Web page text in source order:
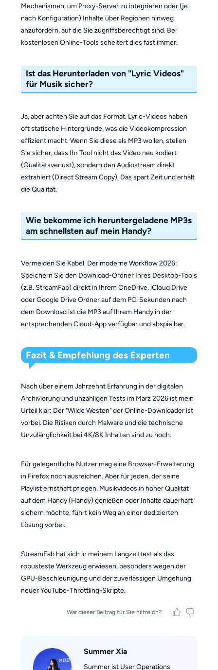
Mechanismen, um Proxy-Server zu integrieren oder (je
nach Konfiguration) Inhalte über Regionen hinweg
anzufordern, auf die Sie zugriffsberechtigt sind. Bei
kostenlosen Online-Tools scheitert dies fast immer.
Ist das Herunterladen von "Lyric Videos"
für Musik sicher?
Ja, aber achten Sie auf das Format. Lyric-Videos haben
oft statische Hintergründe, was die Videokompression
effizient macht. Wenn Sie diese als MP3 wollen, stellen
Sie sicher, dass Ihr Tool nicht das Video neu kodiert
(Qualitätsverlust), sondern den Audiostream direkt
extrahiert (Direct Stream Copy). Das spart Zeit und erhält
die Qualität.
Wie bekomme ich heruntergeladene MP3s
am schnellsten auf mein Handy?
Vermeiden Sie Kabel. Der moderne Workflow 2026:
Speichern Sie den Download-Ordner Ihres Desktop-Tools
(z.B. StreamFab) direkt in Ihrem OneDrive, iCloud Drive
oder Google Drive Ordner auf dem PC. Sekunden nach
dem Download ist die MP3 auf Ihrem Handy in der
entsprechenden Cloud-App verfügbar und abspielbar.
Fazit & Empfehlung des Experten
Nach über einem Jahrzehnt Erfahrung in der digitalen
Archivierung und unzähligen Tests im März 2026 ist mein
Urteil klar: Der "Wilde Westen" der Online-Downloader ist
vorbei. Die Risiken durch Malware und die technische
Unzulänglichkeit bei 4K/8K Inhalten sind zu hoch.
Für gelegentliche Nutzer mag eine Browser-Erweiterung
in Firefox noch ausreichen. Aber für jeden, der seine
Playlist ernsthaft pflegen, Musikvideos in hoher Qualität
auf dem Handy (Handy) genießen oder Inhalte dauerhaft
sichern möchte, führt kein Weg an einer dedizierten
Lösung vorbei.
StreamFab hat sich in meinem Langzeittest als das
robusteste Werkzeug erwiesen, besonders wegen der
GPU-Beschleunigung und der zuverlässigen Umgehung
neuer YouTube-Throttling-Skripte.
War dieser Beitrag für Sie hilfreich?
Summer Xia
Summer ist User Operations